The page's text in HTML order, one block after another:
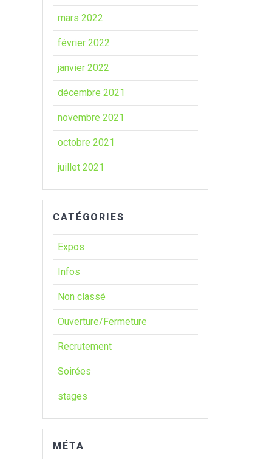
mars 2022
février 2022
janvier 2022
décembre 2021
novembre 2021
octobre 2021
juillet 2021
CATÉGORIES
Expos
Infos
Non classé
Ouverture/Fermeture
Recrutement
Soirées
stages
MÉTA